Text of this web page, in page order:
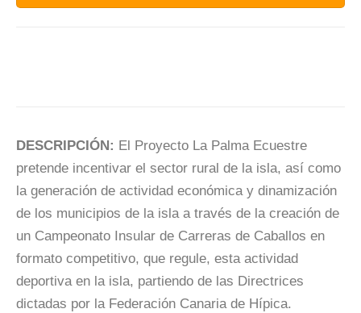
DESCRIPCIÓN: El Proyecto La Palma Ecuestre
pretende incentivar el sector rural de la isla, así como
la generación de actividad económica y dinamización
de los municipios de la isla a través de la creación de
un Campeonato Insular de Carreras de Caballos en
formato competitivo, que regule, esta actividad
deportiva en la isla, partiendo de las Directrices
dictadas por la Federación Canaria de Hípica.